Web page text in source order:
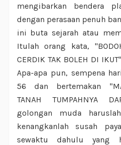
mengibarkan bendera
dengan perasaan penuh
ini buta sejarah atau
Itulah orang kata,
CERDIK TAK BOLEH DI
Apa-apa pun, sempena
56 dan bertemakan
TANAH TUMPAHNYA
golongan muda
kenangkanlah susah
sewaktu dahulu yang